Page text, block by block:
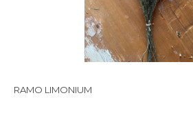
RAMO LIMONIUM